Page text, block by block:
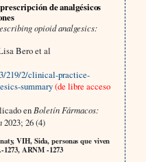
de analgésicos
opioid analgesics:
Bero et al
219/2/clinical-practice-
summary(de libre acceso
en Boletín Fármacos:
2023; 26 (4)
VIH, Sida, personas que viven
ARNM -1273